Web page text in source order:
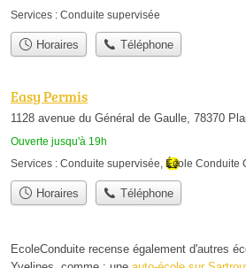
Services : Conduite supervisée
Horaires Téléphone
Easy Permis
1128 avenue du Général de Gaulle, 78370
Ouverte jusqu'à 19h
Services : Conduite supervisée, École Conduite
Horaires Téléphone
EcoleConduite recense également d'autres